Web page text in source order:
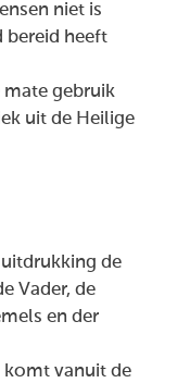
niet is
bereid heeft
mate gebruik
uit de Heilige
de
Vader, de
en der
komt vanuit de